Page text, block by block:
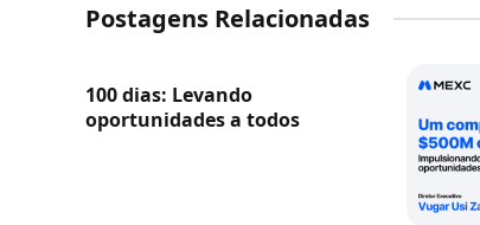
Postagens Relacionadas
100 dias: Levando
oportunidades a todos